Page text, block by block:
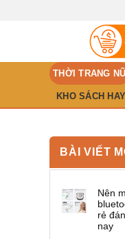
THỜI TRANG
KHO SÁCH HAY
BÀI VIẾT
Nên
rẻ
nay